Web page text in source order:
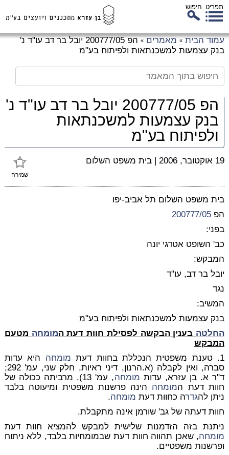
תפריט חיפוש
עמוד הבית » מאמרים »
הפ 200777/05 יובל בר דב עו"ד נ'
בנק עצמעות למשכנתאות ולפיתוח בע"מ
הפ 200777/05 יובל בר דב עו"ד נ'
בנק עצמעות למשכנתאות
ולפיתוח בע"מ
שמירה
19 אוקטובר, 2006 | בית משפט השלום
בית משפט השלום תל אביב-יפו
הפ 200777/05
בפני:
כב' השופט אטדגי יונה
המבקש:
יובל בר דב, עו"ד
נגד
המשיב:
בנק עצמעות למשכנתאות ולפיתוח בע"מ
החלטה בענין הבקשה לפסילת חוות דעת המומחה מטעם
המבקש
1. טענת משפטית הנכללת בחוות דעת
מומחה היא עדות
סברה, ואין לקבלה (א.הרנון, דיני ראיות, חלק שני, עמ' 292;
ד"ר א. בן עזרא, עדות מומחה
, עמ' 13). מרביתה ככולה של
חוות דעת המומחה הינה פרשנות משפטית ומיעוטה בלבד
ניתן להגדרה כחוות דעת מומחה.
חוות דעתה של גב' שורמן אינה מתקבלת.
ניתנת בזה הזדמנות שלישית למבקש להמציא חוות דעת
מומחה, שאכן תהווה חוות דעת שבמומחיות בלבד, ללא ניתוח
ופרשנות משפטיים.